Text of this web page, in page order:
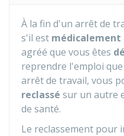
À la fin d'un arrêt de
s'il est médicalement
agréé que vous êtes
reprendre l'emploi
arrêt de travail, vous
reclassé sur un autre
de santé.
Le reclassement pour